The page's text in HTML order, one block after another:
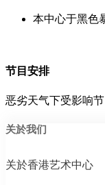
本中心于黑色
节目安排
恶劣天气下受影响
关於我们
关於香港艺术中心